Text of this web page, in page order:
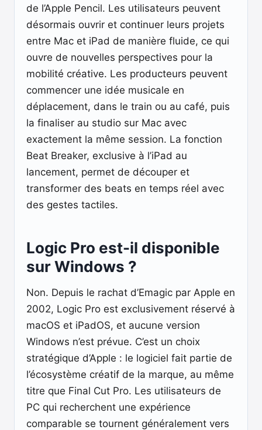
de l’Apple Pencil. Les utilisateurs peuvent
désormais ouvrir et continuer leurs projets
entre Mac et iPad de manière fluide, ce qui
ouvre de nouvelles perspectives pour la
mobilité créative. Les producteurs peuvent
commencer une idée musicale en
déplacement, dans le train ou au café, puis
la finaliser au studio sur Mac avec
exactement la même session. La fonction
Beat Breaker, exclusive à l’iPad au
lancement, permet de découper et
transformer des beats en temps réel avec
des gestes tactiles.
Logic Pro est-il disponible
sur Windows ?
Non. Depuis le rachat d’Emagic par Apple en
2002, Logic Pro est exclusivement réservé à
macOS et iPadOS, et aucune version
Windows n’est prévue. C’est un choix
stratégique d’Apple : le logiciel fait partie de
l’écosystème créatif de la marque, au même
titre que Final Cut Pro. Les utilisateurs de
PC qui recherchent une expérience
comparable se tournent généralement vers